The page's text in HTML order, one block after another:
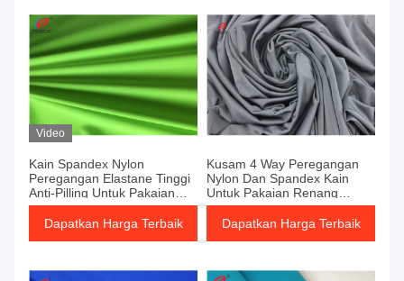
Video
Kain Spandex Nylon
Peregangan Elastane Tinggi
Anti-Pilling Untuk Pakaian
Olahraga
Dapatkan Harga Terbaik
Kusam 4 Way Peregangan
Nylon Dan Spandex Kain
Untuk Pakaian Renang
Wanita Pakaian Dalam
Dapatkan Harga Terbaik